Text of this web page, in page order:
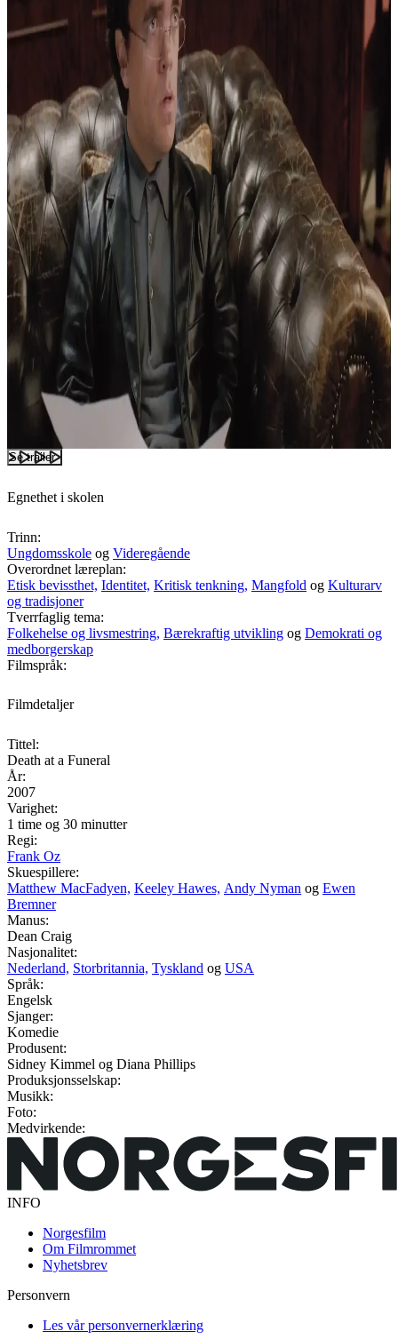
Se trailer
Egnethet i skolen
Trinn:
Ungdomsskole og Videregående
Overordnet læreplan:
Etisk bevissthet, Identitet, Kritisk tenkning, Mangfold og Kulturarv
og tradisjoner
Tverrfaglig tema:
Folkehelse og livsmestring, Bærekraftig utvikling og Demokrati og
medborgerskap
Filmspråk:
Filmdetaljer
Tittel:
Death at a Funeral
År:
2007
Varighet:
1 time og 30 minutter
Regi:
Frank Oz
Skuespillere:
Matthew MacFadyen, Keeley Hawes, Andy Nyman og Ewen
Bremner
Manus:
Dean Craig
Nasjonalitet:
Nederland, Storbritannia, Tyskland og USA
Språk:
Engelsk
Sjanger:
Komedie
Produsent:
Sidney Kimmel og Diana Phillips
Produksjonsselskap:
Musikk:
Foto:
Medvirkende:
INFO
Norgesfilm
Om Filmrommet
Nyhetsbrev
Personvern
Les vår personvernerklæring